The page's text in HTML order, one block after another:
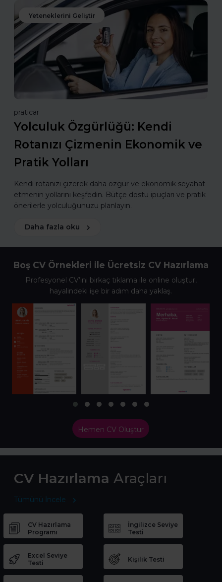
Yeteneklerini Geliştir
praticar
Yolculuk Özgürlüğü: Kendi
Rotanızı Çizmenin Ekonomik ve
Pratik Yolları
Kendi rotanızı çizerek daha özgür ve ekonomik seyahat
etmenin yollarını keşfedin. Bütçe dostu ipuçları ve pratik
önerilerle yolculuğunuzu planlayın.
Daha fazla oku
Boş CV Örnekleri ile Ücretsiz CV Hazırlama
Profesyonel CV’ini birkaç tıklama ile online oluştur,
hayalindeki işe bir adım daha yaklaş.
Hemen CV Oluştur
CV Hazırlama Araçları
Tümünü İncele
CV Hazırlama
Programı
İngilizce Seviye
Testi
Excel Seviye
Testi
Kişilik Testi